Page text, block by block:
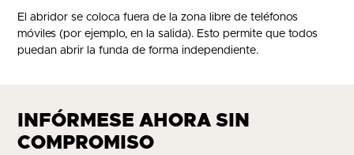
El abridor se coloca fuera de la zona libre de teléfonos
móviles (por ejemplo, en la salida). Esto permite que todos
puedan abrir la funda de forma independiente.
INFÓRMESE AHORA SIN
COMPROMISO